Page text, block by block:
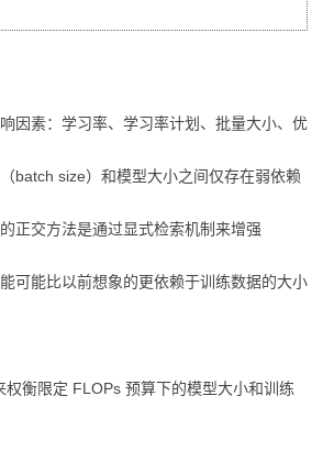
因素：学习率、学习率计划、批量大小、优
batch size）和模型大小之间仅存在弱依赖
正交方法是通过显式检索机制来增强
可能比以前想象的更依赖于训练数据的大小
权衡限定 FLOPs 预算下的模型大小和训练